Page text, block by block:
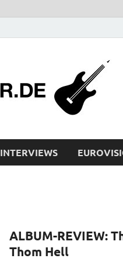
INTERVIEWS
ALBUM-REVIEW:
Thom Hell